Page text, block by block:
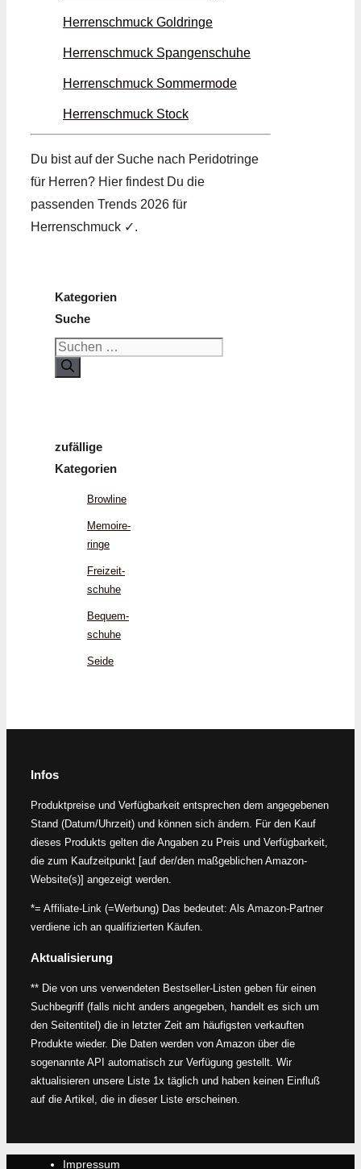
Herrenschmuck Gold­ringe
Herrenschmuck Spangen­schuhe
Herrenschmuck Sommer­mode
Herrenschmuck Stock
Du bist auf der Suche nach Peridot­ringe
für Herren? Hier findest Du die
passenden Trends 2026 für
Herrenschmuck ✓.
Kategorien
Suche
Suchen
nach:
zufällige
Kategorien
Browline
Memoire­
ringe
Freizeit­
schuhe
Bequem­
schuhe
Seide
Infos
Produktpreise und Verfügbarkeit entsprechen dem angegebenen
Stand (Datum/Uhrzeit) und können sich ändern. Für den Kauf
dieses Produkts gelten die Angaben zu Preis und Verfügbarkeit,
die zum Kaufzeitpunkt [auf der/den maßgeblichen Amazon-
Website(s)] angezeigt werden.
*= Affiliate-Link (=Werbung) Das bedeutet: Als Amazon-Partner
verdiene ich an qualifizierten Käufen.
Aktualisierung
** Die von uns verwendeten Bestseller-Listen geben für einen
Suchbegriff (falls nicht anders angegeben, handelt es sich um
den Seitentitel) die in letzter Zeit am häufigsten verkauften
Produkte wieder. Die Daten werden von Amazon über die
sogenannte API automatisch zur Verfügung gestellt. Wir
aktualisieren unsere Liste 1x täglich und haben keinen Einfluß
auf die Artikel, die in dieser Liste erscheinen.
Impressum